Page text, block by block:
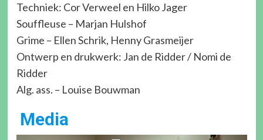
Techniek: Cor Verweel en Hilko Jager
Souffleuse – Marjan Hulshof
Grime – Ellen Schrik, Henny Grasmeijer
Ontwerp en drukwerk: Jan de Ridder / Nomi de
Ridder
Alg. ass. – Louise Bouwman
Media